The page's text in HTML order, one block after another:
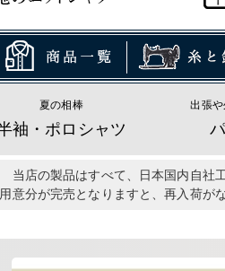
夏の相棒
袖・ポロシャツ
出張や
当店の製品はすべて、日本国内自社
意分が完売となりますと、再入荷が